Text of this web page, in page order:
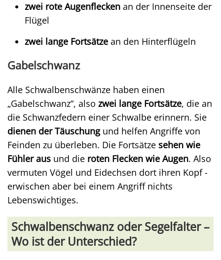
zwei rote Augenflecken an der Innenseite der
Flügel
zwei lange Fortsätze an den Hinterflügeln
Gabelschwanz
Alle Schwalbenschwänze haben einen
„Gabelschwanz“, also zwei lange Fortsätze, die an
die Schwanzfedern einer Schwalbe erinnern. Sie
dienen der Täuschungund helfen Angriffe von
Feinden zu überleben. Die Fortsätze sehen wie
Fühler aus und die roten Flecken wie Augen. Also
vermuten Vögel und Eidechsen dort ihren Kopf -
erwischen aber bei einem Angriff nichts
Lebenswichtiges.
Schwalbenschwanz oder Segelfalter –
Wo ist der Unterschied?